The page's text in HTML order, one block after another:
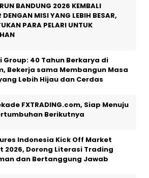
BANDUNG 2026 KEMBALI
DENGAN MISI YANG LEBIH BESAR,
PARA PELARI UNTUK
Group: 40 Tahun Berkarya di
Bekerja sama Membangun Masa
Lebih Hijau dan Cerdas
FXTRADING.com, Siap Menuju
Berikutnya
Indonesia Kick Off Market
2026, Dorong Literasi Trading
dan Bertanggung Jawab